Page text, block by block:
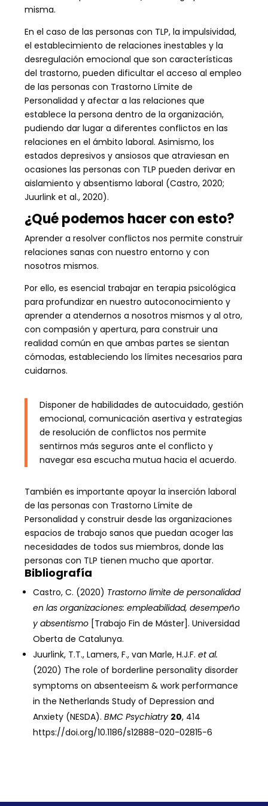
misma.
En el caso de las personas con TLP, la impulsividad,
el establecimiento de relaciones inestables y la
desregulación emocional que son características
del trastorno, pueden dificultar el acceso al empleo
de las personas con Trastorno Límite de
Personalidad y afectar a las relaciones que
establece la persona dentro de la organización,
pudiendo dar lugar a diferentes conflictos en las
relaciones en el ámbito laboral. Asimismo, los
estados depresivos y ansiosos que atraviesan en
ocasiones las personas con TLP pueden derivar en
aislamiento y absentismo laboral (Castro, 2020;
Juurlink et al., 2020).
¿Qué podemos hacer con esto?
Aprender a resolver conflictos nos permite construir
relaciones sanas con nuestro entorno y con
nosotros mismos.
Por ello, es esencial trabajar en terapia psicológica
paraprofundizar en nuestro autoconocimiento y
aprender a atendernos a nosotros mismos y al otro,
con compasión y apertura, para construir una
realidad común en que ambas partes se sientan
cómodas, estableciendo los límites necesarios para
cuidarnos.
Disponer de habilidades de autocuidado, gestión
emocional, comunicación asertiva y estrategias
de resolución de conflictos nos permite
sentirnos más seguros ante el conflicto y
navegar esa escucha mutua hacia el acuerdo.
También es importante apoyar la inserción laboral
de las personas con Trastorno Límite de
Personalidad y construir desde las organizaciones
espacios de trabajo sanos que puedan acoger las
necesidades de todos sus miembros, donde las
personas con TLP tienen mucho que aportar.
Bibliografía
Castro, C. (2020) Trastorno límite de personalidad
en las organizaciones: empleabilidad, desempeño
y absentismo [Trabajo Fin de Máster]. Universidad
Oberta de Catalunya.
Juurlink, T.T., Lamers, F., van Marle, H.J.F.et al.
(2020) The role of borderline personality disorder
symptoms on absenteeism & work performance
in the Netherlands Study of Depression and
Anxiety (NESDA).BMC Psychiatry 20, 414
https://doi.org/10.1186/s12888-020-02815-6